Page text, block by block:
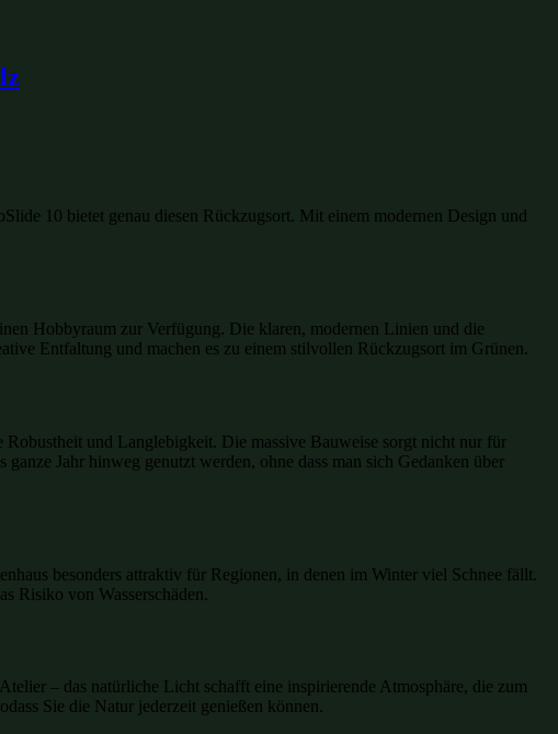
10 bietet genau diesen Rückzugsort. Mit einem modernen Design und
Hobbyraum zur Verfügung. Die klaren, modernen Linien und die
Entfaltung und machen es zu einem stilvollen Rückzugsort im Grünen.
und Langlebigkeit. Die massive Bauweise sorgt nicht nur für
ganze Jahr hinweg genutzt werden, ohne dass man sich Gedanken über
besonders attraktiv für Regionen, in denen im Winter viel Schnee fällt.
Risiko von Wasserschäden.
– das natürliche Licht schafft eine inspirierende Atmosphäre, die zum
Sie die Natur jederzeit genießen können.